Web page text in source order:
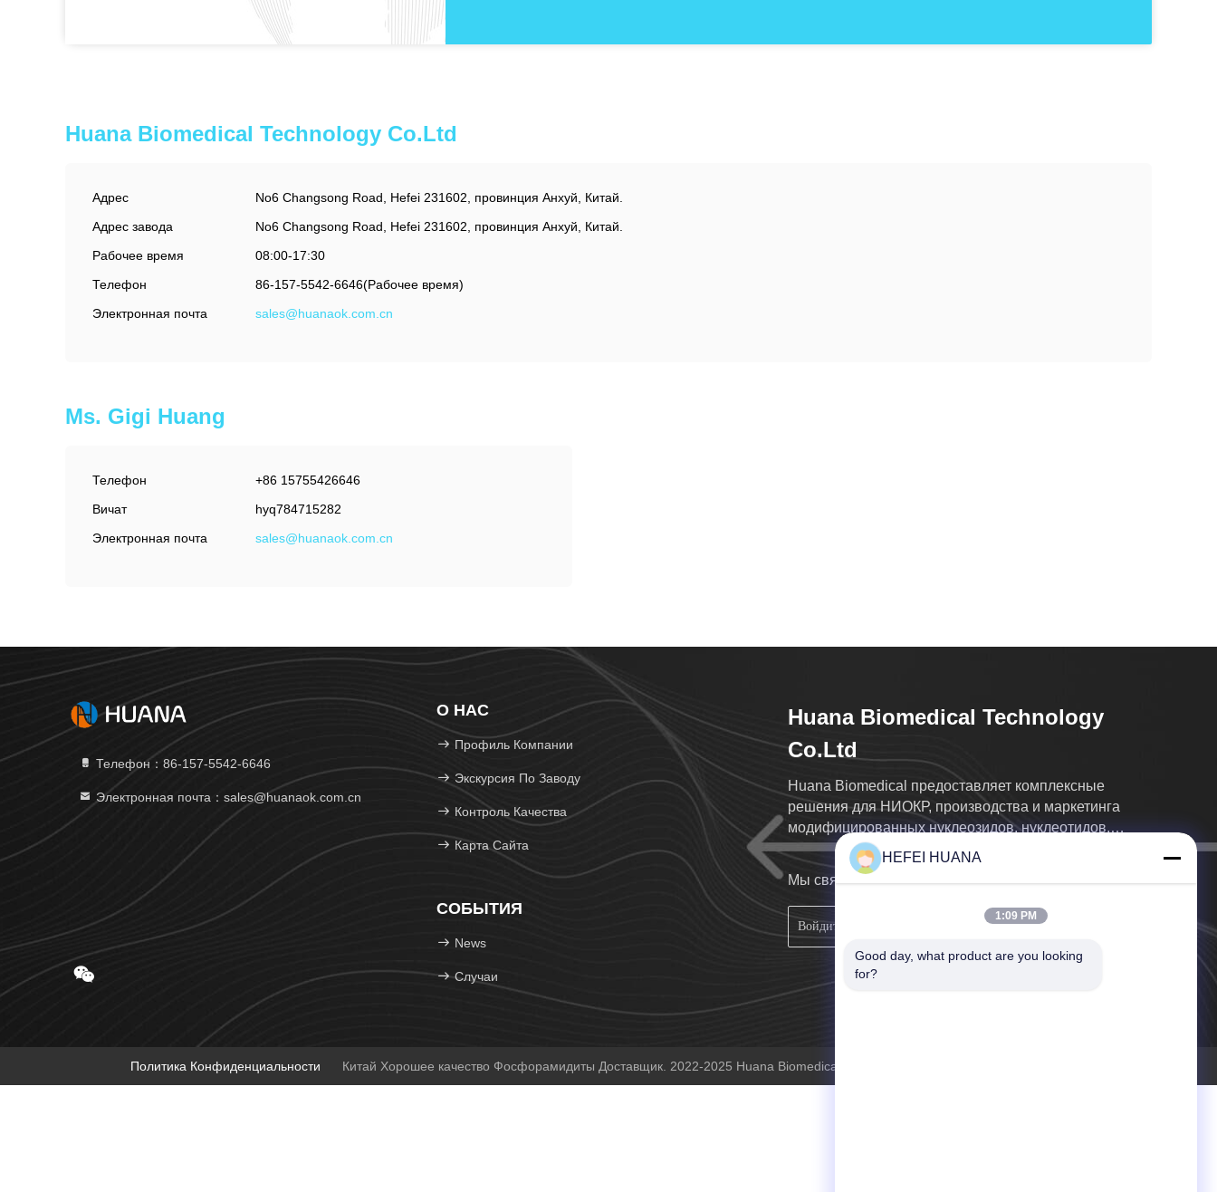
Huana Biomedical Technology Co.Ltd
Адрес
No6 Changsong Road, Hefei 231602, провинция Анхуй, Китай.
Адрес завода
No6 Changsong Road, Hefei 231602, провинция Анхуй, Китай.
Рабочее время
08:00-17:30
Телефон
86-157-5542-6646(Рабочее время)
Электронная почта
sales@huanaok.com.cn
Ms. Gigi Huang
Телефон
+86 15755426646
Вичат
hyq784715282
Электронная почта
sales@huanaok.com.cn
Телефон：86-157-5542-6646
Электронная почта：sales@huanaok.com.cn
О НАС
Профиль Компании
Экскурсия По Заводу
Контроль Качества
Карта Сайта
СОБЫТИЯ
News
Случаи
Huana Biomedical Technology
Co.Ltd
Huana Biomedical предоставляет комплексные
решения для НИОКР, производства и маркетинга
модифицированных нуклеозидов, нуклеотидов,
фосфорамидитов и красителей
Мы свяжемся с вами как можно скорее.
Политика Конфиденциальности Китай Хорошее качество Фосфорамидиты Доставщик. 2022-2025 Huana Biomedical Technology Co.Ltd Все права защищены.
HEFEI HUANA
1:09 PM
Good day, what product are you looking
for?